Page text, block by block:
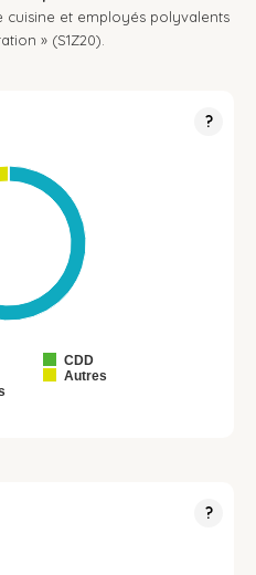
cuisine et employés polyvalents
» (S1Z20).
?
CDD
Autres
?